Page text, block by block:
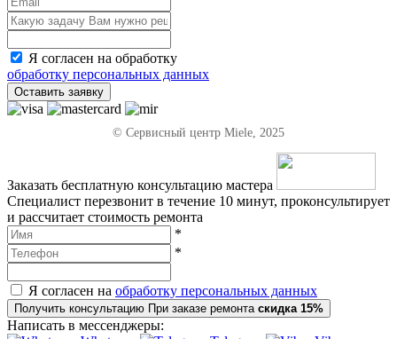
Я согласен на обработку
обработку персональных данных
Оставить заявку
© Сервисный центр Miele, 2025
Заказать бесплатную консультацию мастера
Специалист перезвонит в течение 10 минут, проконсультирует
и рассчитает стоимость ремонта
*
*
Я согласен на обработку персональных данных
Получить консультацию При заказе ремонта скидка 15%
Написать в мессенджеры: